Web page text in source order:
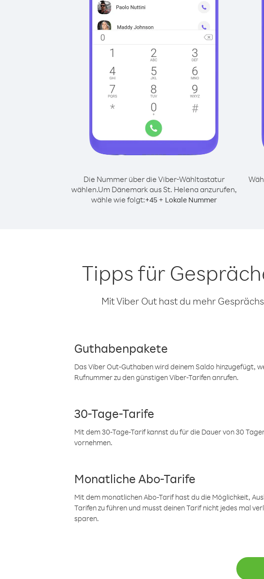
Die Nummer über die Viber-Wähltastatur
wählen.Um Dänemark aus St. Helena anzurufen,
wähle wie folgt:+45+ Lokale Nummer
Tipps für
Mit Viber Out hast du mehr
Guthabenpakete
Das Viber Out-Guthaben wird deinem Saldo hinzugefügt,
Rufnummer zu den günstigen Viber-Tarifen anrufen.
30-Tage-Tarife
Mit dem 30-Tage-Tarif kannst du für die Dauer von 30
vornehmen.
Monatliche Abo-Tarife
Mit dem monatlichen Abo-Tarif hast du die Möglichkeit,
Tarifen zu führen und musst deinen Tarif nicht jedes mal
sparen.